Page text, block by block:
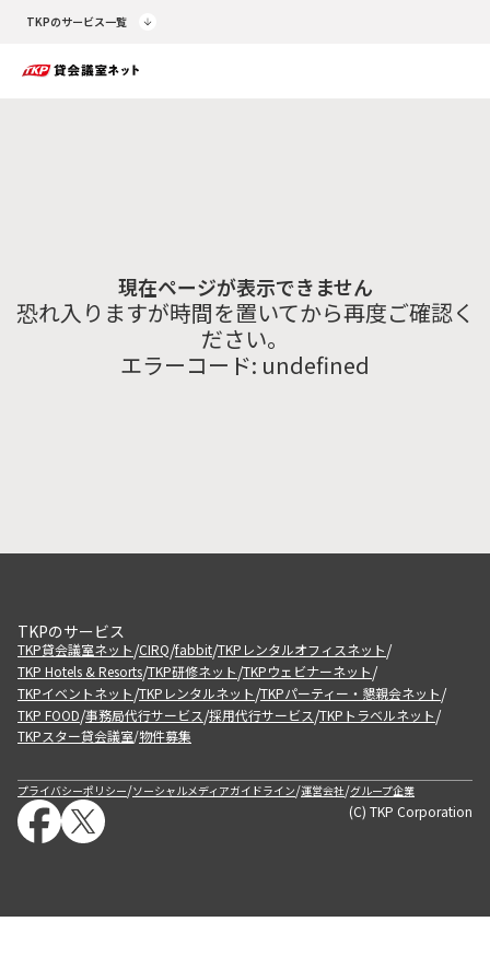
TKPのサービス一覧
現在ページが表示できません
恐れ入りますが時間を置いてから再度ご確認く
ださい。
エラーコード: undefined
TKPのサービス
TKP貸会議室ネット/CIRQ/fabbit/TKPレンタルオフィスネット/
TKP Hotels & Resorts/TKP研修ネット/TKPウェビナーネット/
TKPイベントネット/TKPレンタルネット/TKPパーティー・懇親会ネット/
TKP FOOD/事務局代行サービス/採用代行サービス/TKPトラベルネット/
TKPスター貸会議室/物件募集
プライバシーポリシー/ソーシャルメディアガイドライン/運営会社/グループ企業
(C) TKP Corporation